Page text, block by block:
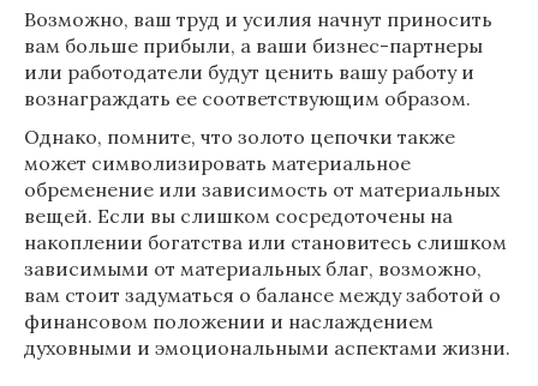
Возможно, ваш труд и усилия начнут приносить
вам больше прибыли, а ваши бизнес-партнеры
или работодатели будут ценить вашу работу и
вознаграждать ее соответствующим образом.
Однако, помните, что золото цепочки также
может символизировать материальное
обременение или зависимость от материальных
вещей. Если вы слишком сосредоточены на
накоплении богатства или становитесь слишком
зависимыми от материальных благ, возможно,
вам стоит задуматься о балансе между заботой о
финансовом положении и наслаждением
духовными и эмоциональными аспектами жизни.